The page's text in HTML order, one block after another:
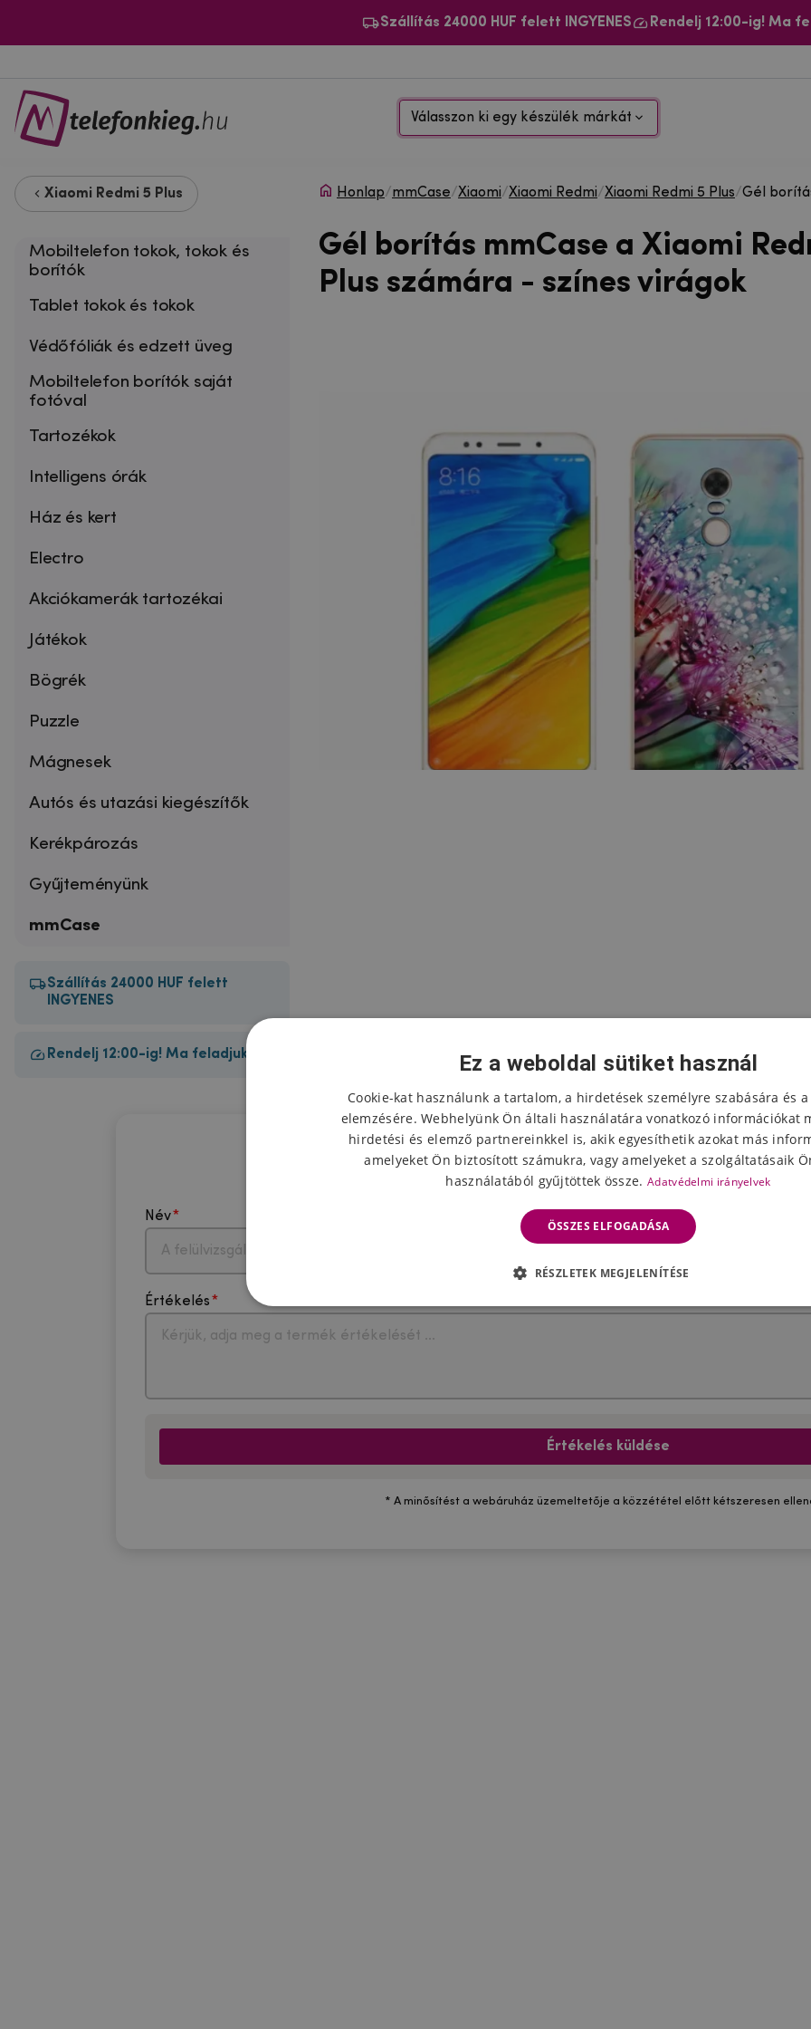
Szállítás 24000 HUF felett INGYENES Rendelj 12:00-ig! Ma
Válasszon ki egy készülék márkát
Xiaomi Redmi 5 Plus
Mobiltelefon tokok, tokok és
borítók
Tablet tokok és tokok
Védőfóliák és edzett üveg
Mobiltelefon borítók saját
fotóval
Tartozékok
Intelligens órák
Ház és kert
Electro
Akciókamerák tartozékai
Játékok
Bögrék
Puzzle
Mágnesek
Autós és utazási kiegészítők
Kerékpározás
Gyűjteményünk
mmCase
Szállítás 24000 HUF felett
INGYENES
Rendelj 12:00-ig! Ma feladjuk!
Honlap/mmCase/Xiaomi/Xiaomi Redmi/Xiaomi Redmi 5 Plus/Gél
Gél borítás mmCase a Xiaomi
Plus számára - színes virágok
A termék értékelése
Név Válassza ki a csillagok számát
Értékelés
Értékelés küldése
* A minősítést a webáruház üzemeltetője a közzététel előtt kétszeresen
Ez a weboldal sütiket használ
Cookie-kat használunk a tartalom, a hirdetések személyre szabására és
elemzésére. Webhelyünk Ön általi használatára vonatkozó információkat
hirdetési és elemző partnereinkkel is, akik egyesíthetik azokat más
amelyeket Ön biztosított számukra, vagy amelyeket a szolgáltatásaik
használatából gyűjtöttek össze. Adatvédelmi irányelvek
ÖSSZES ELFOGADÁSA
RÉSZLETEK MEGJELENÍTÉSE